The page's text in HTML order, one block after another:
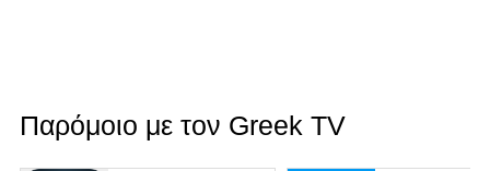
Παρόμοιο με τον Greek TV